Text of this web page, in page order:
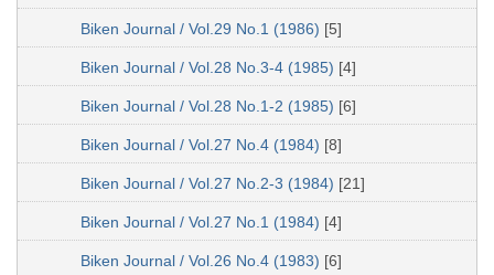
Biken Journal / Vol.29 No.1 (1986) [5]
Biken Journal / Vol.28 No.3-4 (1985) [4]
Biken Journal / Vol.28 No.1-2 (1985) [6]
Biken Journal / Vol.27 No.4 (1984) [8]
Biken Journal / Vol.27 No.2-3 (1984) [21]
Biken Journal / Vol.27 No.1 (1984) [4]
Biken Journal / Vol.26 No.4 (1983) [6]